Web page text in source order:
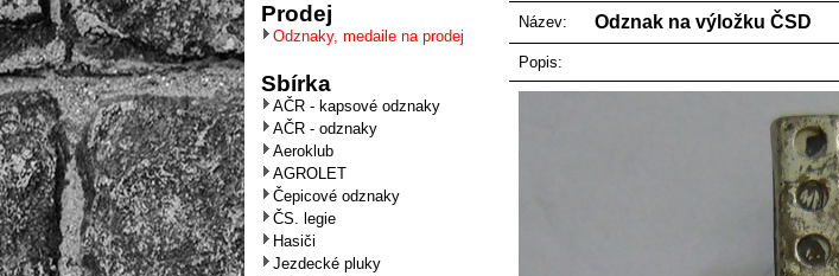
Prodej
Odznaky, medaile na prodej
Sbírka
AČR - kapsové odznaky
AČR - odznaky
Aeroklub
AGROLET
Čepicové odznaky
ČS. legie
Hasiči
Jezdecké pluky
Název: Odznak na výložku ČSD
Popis: